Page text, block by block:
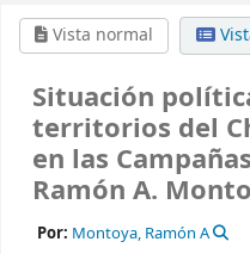
Vista normal
Situación
territorios del
en las
Ramón A.
Por: Montoya, Ramón A